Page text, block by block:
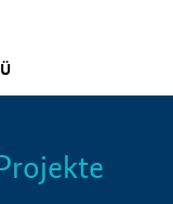
Info